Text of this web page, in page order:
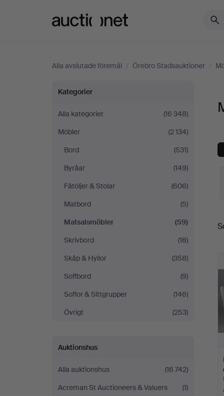
Alla avslutade föremål / Örebro Stadsauktioner /
Matsalsmöbler
på
Örebro
Stadsauktioner
Kategorier
Alla kategorier
(16 348)
Möbler
(2 134)
Bord
(531)
Byråar
(149)
Fåtöljer & Stolar
(606)
Matbord
(5)
Matsalsmöbler
(59)
Skrivbord
(18)
Skåp & Hyllor
(358)
Soffbord
(9)
Soffor & Sittgrupper
(146)
Övrigt
(253)
Auktionshus
Alla auktionshus
(16 742)
Acreman St Auctioneers & Valuers
(1)